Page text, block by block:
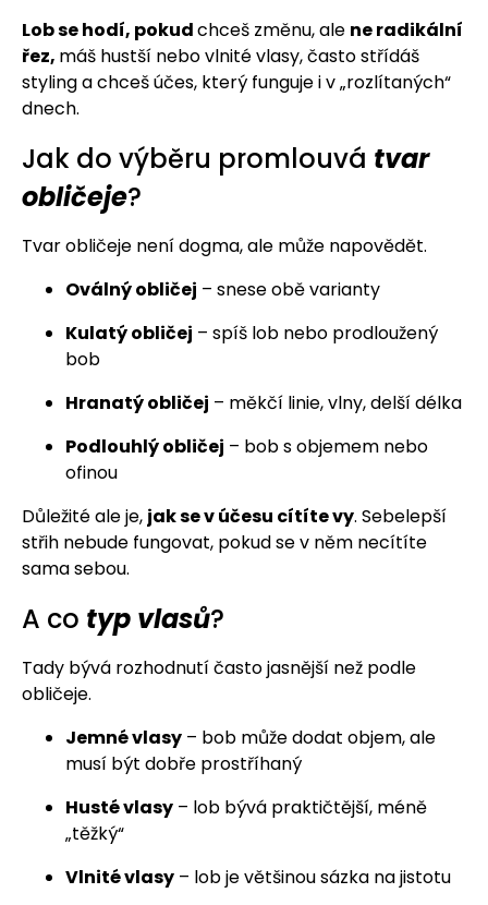
Lob se hodí, pokudchceš změnu, ale ne radikální
řez, máš hustší nebo vlnité vlasy, často střídáš
styling a chceš účes, který funguje i v „rozlítaných“
dnech.
Jak do výběru promlouvá tvar
obličeje?
Tvar obličeje není dogma, ale může napovědět.
Oválný obličej – snese obě varianty
Kulatý obličej – spíš lob nebo prodloužený
bob
Hranatý obličej – měkčí linie, vlny, delší délka
Podlouhlý obličej – bob s objemem nebo
ofinou
Důležité ale je, jak se v účesu cítíte vy. Sebelepší
střih nebude fungovat, pokud se v něm necítíte
sama sebou.
A co typ vlasů?
Tady bývá rozhodnutí často jasnější než podle
obličeje.
Jemné vlasy – bob může dodat objem, ale
musí být dobře prostříhaný
Husté vlasy – lob bývá praktičtější, méně
„těžký“
Vlnité vlasy – lob je většinou sázka na jistotu